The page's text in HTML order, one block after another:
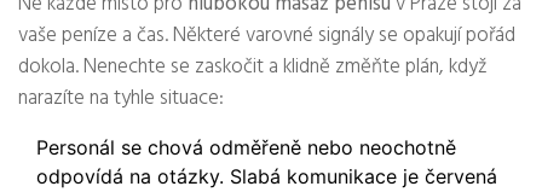
vaše peníze a čas. Některé varovné signály se opakují pořád
dokola. Nenechte se zaskočit a klidně změňte plán, když
narazíte na tyhle situace:
Personál se chová odměřeně nebo neochotně
odpovídá na otázky. Slabá komunikace je červená